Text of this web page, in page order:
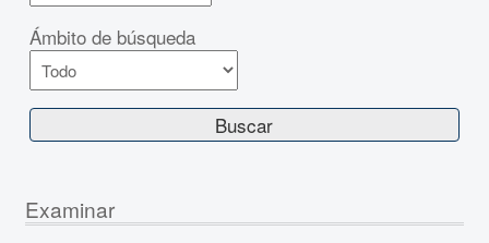
Ámbito de búsqueda
Examinar